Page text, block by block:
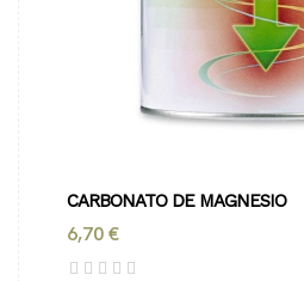
CARBONATO DE MAGNESIO
6,70 €